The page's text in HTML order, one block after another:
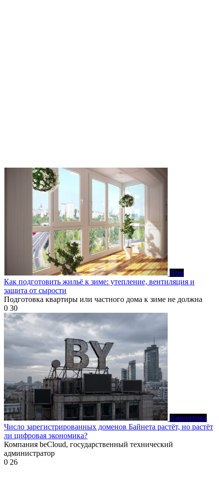
Дом
Как подготовить жильё к зиме: утепление, вентиляция и
защита от сырости
Подготовка квартиры или частного дома к зиме не должна
0 30
Аналитика
Число зарегистрированных доменов Байнета растёт, но растёт
ли цифровая экономика?
Компания beCloud, государственный технический
администратор
0 26